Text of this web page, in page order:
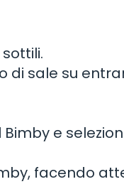
di sale su
e
facendo